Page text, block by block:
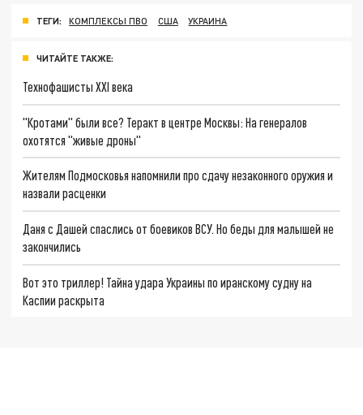
ТЕГИ: КОМПЛЕКСЫ ПВО США УКРАИНА
ЧИТАЙТЕ ТАКЖЕ:
Технофашисты XXI века
"Кротами" были все? Теракт в центре Москвы: На генералов
охотятся "живые дроны"
Жителям Подмосковья напомнили про сдачу незаконного оружия и
назвали расценки
Даня с Дашей спаслись от боевиков ВСУ. Но беды для малышей не
закончились
Вот это триллер! Тайна удара Украины по иранскому судну на
Каспии раскрыта